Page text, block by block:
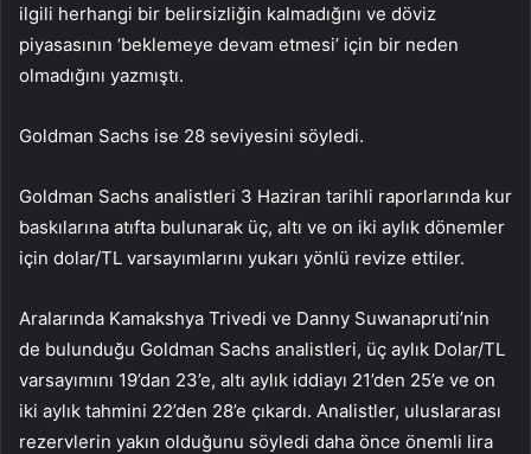
ilgili herhangi bir belirsizliğin kalmadığını ve döviz
piyasasının ‘beklemeye devam etmesi’ için bir neden
olmadığını yazmıştı.
Goldman Sachs ise 28 seviyesini söyledi.
Goldman Sachs analistleri 3 Haziran tarihli raporlarında kur
baskılarına atıfta bulunarak üç, altı ve on iki aylık dönemler
için dolar/TL varsayımlarını yukarı yönlü revize ettiler.
Aralarında Kamakshya Trivedi ve Danny Suwanapruti’nin
de bulunduğu Goldman Sachs analistleri, üç aylık Dolar/TL
varsayımını 19’dan 23’e, altı aylık iddiayı 21’den 25’e ve on
iki aylık tahmini 22’den 28’e çıkardı. Analistler, uluslararası
rezervlerin yakın olduğunu söyledi daha önce önemli lira